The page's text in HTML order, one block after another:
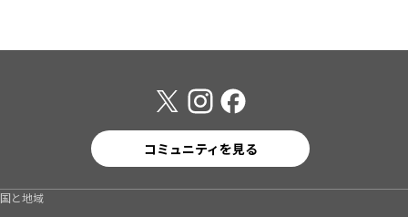
コミュニティを見る
国と地域